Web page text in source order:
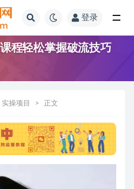
登录
程轻松掌握破流技巧
实操项目 正文